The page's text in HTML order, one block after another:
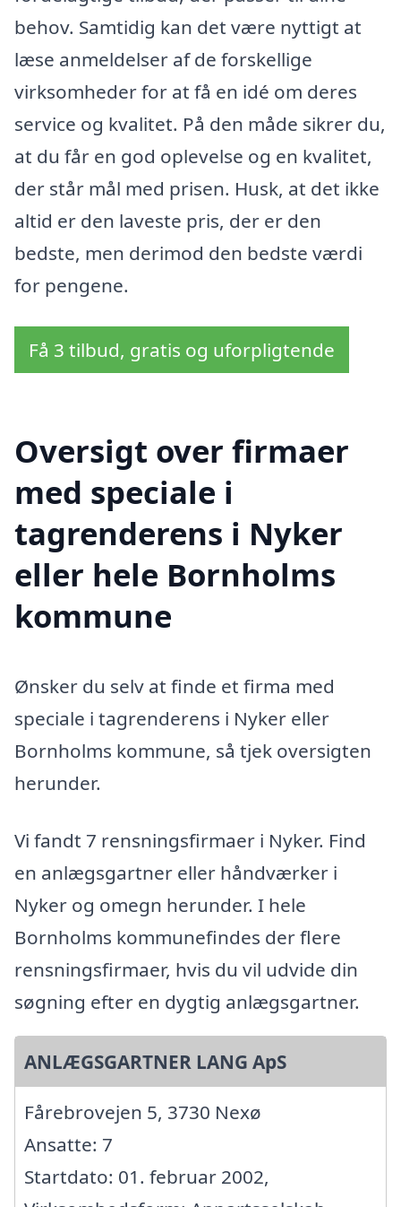
behov. Samtidig kan det være nyttigt at
læse anmeldelser af de forskellige
virksomheder for at få en idé om deres
service og kvalitet. På den måde sikrer du,
at du får en god oplevelse og en kvalitet,
der står mål med prisen. Husk, at det ikke
altid er den laveste pris, der er den
bedste, men derimod den bedste værdi
for pengene.
Få 3 tilbud, gratis og uforpligtende
Oversigt over firmaer
med speciale i
tagrenderens i Nyker
eller hele Bornholms
kommune
Ønsker du selv at finde et firma med
speciale i tagrenderens i Nyker eller
Bornholms kommune, så tjek oversigten
herunder.
Vi fandt 7 rensningsfirmaer i Nyker. Find
en anlægsgartner eller håndværker i
Nyker og omegn herunder. I hele
Bornholms kommunefindes der flere
rensningsfirmaer, hvis du vil udvide din
søgning efter en dygtig anlægsgartner.
ANLÆGSGARTNER LANG ApS
Fårebrovejen 5, 3730 Nexø
Ansatte: 7
Startdato: 01. februar 2002,